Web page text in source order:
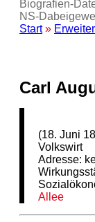
Biografien-
Start»
Carl
(18. Juni
Volkswirt
Adresse:
Allee